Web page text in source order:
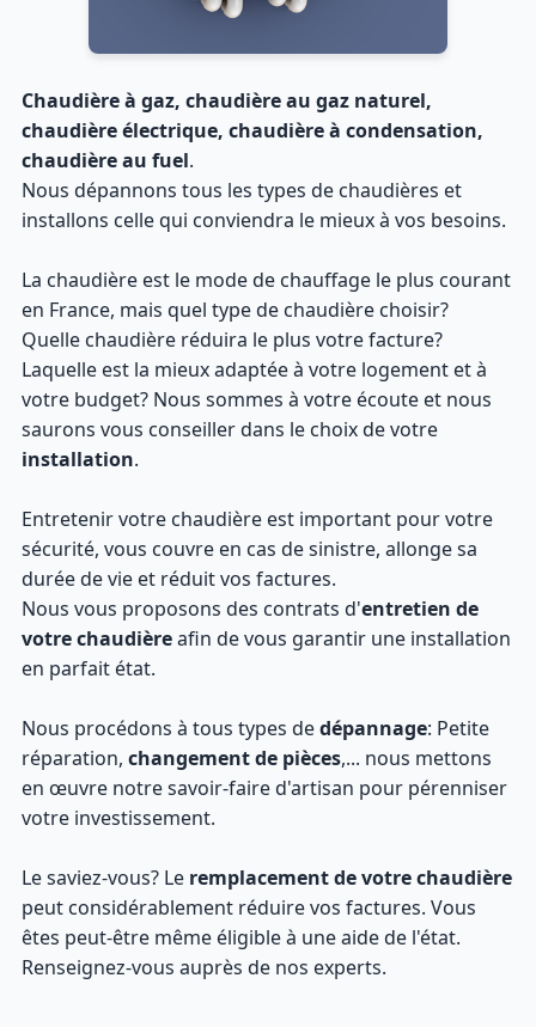
Chaudière à gaz, chaudière au gaz naturel,
chaudière électrique, chaudière à condensation,
chaudière au fuel.
Nous dépannons tous les types de chaudières et
installons celle qui conviendra le mieux à vos besoins.
La chaudière est le mode de chauffage le plus courant
en France, mais quel type de chaudière choisir?
Quelle chaudière réduira le plus votre facture?
Laquelle est la mieux adaptée à votre logement et à
votre budget? Nous sommes à votre écoute et nous
saurons vous conseiller dans le choix de votre
installation.
Entretenir votre chaudière est important pour votre
sécurité, vous couvre en cas de sinistre, allonge sa
durée de vie et réduit vos factures.
Nous vous proposons des contrats d'entretien de
votre chaudièreafin de vous garantir une installation
en parfait état.
Nous procédons à tous types dedépannage: Petite
réparation, changement de pièces,... nous mettons
en œuvre notre savoir-faire d'artisan pour pérenniser
votre investissement.
Le saviez-vous? Le remplacement de votre chaudière
peut considérablement réduire vos factures. Vous
êtes peut-être même éligible à une aide de l'état.
Renseignez-vous auprès de nos experts.